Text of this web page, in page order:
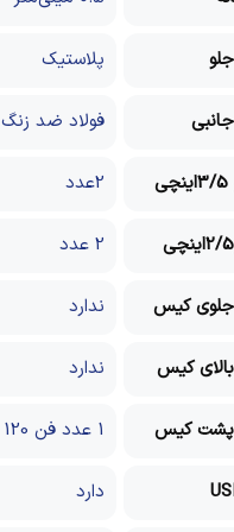
پلاستیک
فولاد ضد زنگ
2عدد
2 عدد
جلوی کیس ندارد
کیس ندارد
پشت کیس 1 عدد فن 120 میلی‌متری
دارد